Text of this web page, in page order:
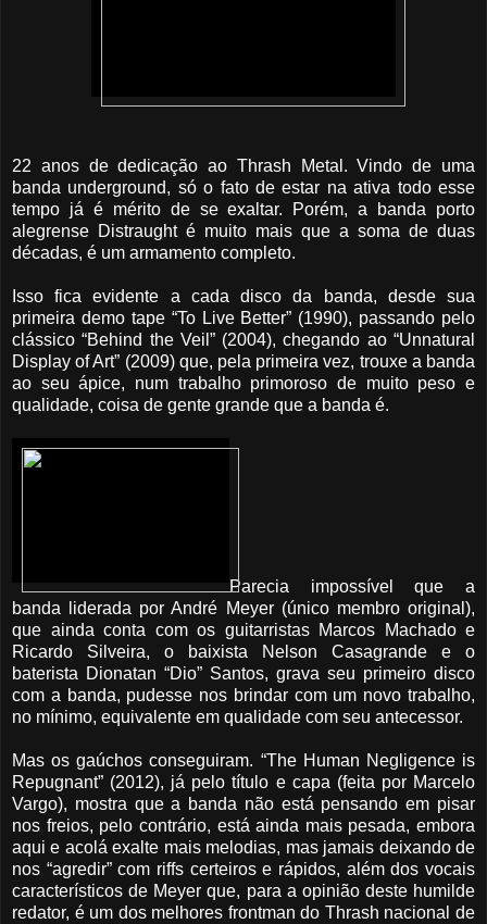
22 anos de dedicação ao Thrash Metal. Vindo de uma
banda underground, só o fato de estar na ativa todo esse
tempo já é mérito de se exaltar. Porém, a banda porto
alegrense Distraught é muito mais que a soma de duas
décadas, é um armamento completo.
Isso fica evidente a cada disco da banda, desde sua
primeira demo tape “To Live Better” (1990), passando pelo
clássico “Behind the Veil” (2004), chegando ao “Unnatural
Display of Art” (2009) que, pela primeira vez, trouxe a banda
ao seu ápice, num trabalho primoroso de muito peso e
qualidade, coisa de gente grande que a banda é.
Parecia impossível que a
banda liderada por André Meyer (único membro original),
que ainda conta com os guitarristas Marcos Machado e
Ricardo Silveira, o baixista Nelson Casagrande e o
baterista Dionatan “Dio” Santos, grava seu primeiro disco
com a banda, pudesse nos brindar com um novo trabalho,
no mínimo, equivalente em qualidade com seu antecessor.
Mas os gaúchos conseguiram. “The Human Negligence is
Repugnant” (2012), já pelo título e capa (feita por Marcelo
Vargo), mostra que a banda não está pensando em pisar
nos freios, pelo contrário, está ainda mais pesada, embora
aqui e acolá exalte mais melodias, mas jamais deixando de
nos “agredir” com riffs certeiros e rápidos, além dos vocais
característicos de Meyer que, para a opinião deste humilde
redator, é um dos melhores frontman do Thrash nacional de